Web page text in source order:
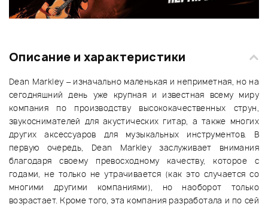
Описание и характеристики
Dean Markley – изначально маленькая и неприметная, но на
сегодняшний день уже крупная и известная всему миру
компания по производству высококачественных струн,
звукоснимателей для акустических гитар, а также многих
других аксессуаров для музыкальных инструментов. В
первую очередь, Dean Markley заслуживает внимания
благодаря своему превосходному качеству, которое с
годами, не только не утрачивается (как это случается со
многими другими компаниями), но наоборот только
возрастает. Кроме того, эта компания разработала и по сей